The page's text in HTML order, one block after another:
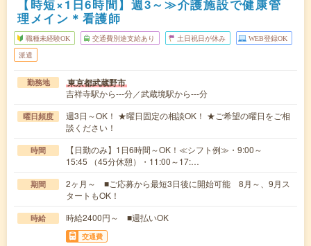
【時短×1日6時間】週3～≫介護施設で健康管
理メイン＊看護師
職種未経験OK 交通費別途支給あり 土日祝日が休み WEB登録OK
派遣
勤務地 東京都武蔵野市
吉祥寺駅から---分／武蔵境駅から---分
曜日頻度
週3日～OK！ ★曜日固定の相談OK！ ★ご希望の曜日をご相
談ください！
時間
【日勤のみ】1日6時間～OK！≪シフト例≫・9:00～
15:45 （45分休憩）・11:00～17:…
期間
2ヶ月～ ■ご応募から最短3日後に開始可能 8月～、9月ス
タートもOK！
時給 時給2400円～ ■週払いOK
交通費